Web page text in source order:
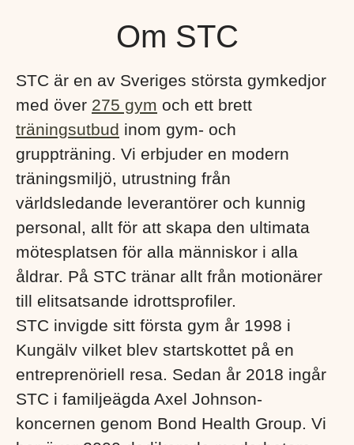
Om STC
STC är en av Sveriges största gymkedjor
med över 275 gym och ett brett
träningsutbud inom gym- och
gruppträning. Vi erbjuder en modern
träningsmiljö, utrustning från
världsledande leverantörer och kunnig
personal, allt för att skapa den ultimata
mötesplatsen för alla människor i alla
åldrar. På STC tränar allt från motionärer
till elitsatsande idrottsprofiler.
STC invigde sitt första gym år 1998 i
Kungälv vilket blev startskottet på en
entreprenöriell resa. Sedan år 2018 ingår
STC i familjeägda Axel Johnson-
koncernen genom Bond Health Group. Vi